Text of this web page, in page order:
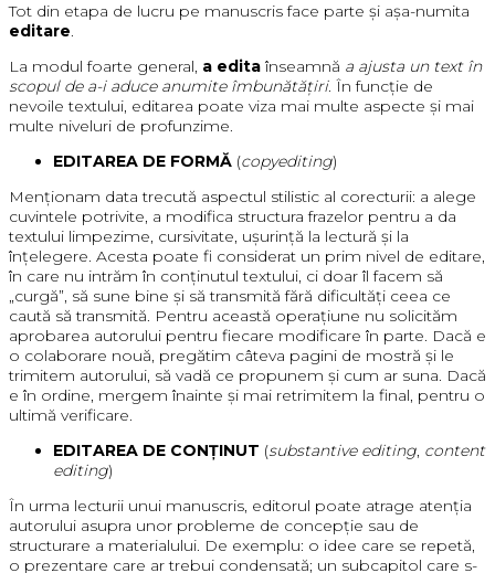
Tot din etapa de lucru pe manuscris face parte și așa-numita
editare.
La modul foarte general, a edita înseamnă a ajusta un text în
scopul de a-i aduce anumite îmbunătățiri. În funcție de
nevoile textului, editarea poate viza mai multe aspecte și mai
multe niveluri de profunzime.
EDITAREA DE FORMĂ (copyediting)
Menționam data trecută aspectul stilistic al corecturii: a alege
cuvintele potrivite, a modifica structura frazelor pentru a da
textului limpezime, cursivitate, ușurință la lectură și la
înțelegere. Acesta poate fi considerat un prim nivel de editare,
în care nu intrăm în conținutul textului, ci doar îl facem să
„curgă”, să sune bine și să transmită fără dificultăți ceea ce
caută să transmită. Pentru această operațiune nu solicităm
aprobarea autorului pentru fiecare modificare în parte. Dacă e
o colaborare nouă, pregătim câteva pagini de mostră și le
trimitem autorului, să vadă ce propunem și cum ar suna. Dacă
e în ordine, mergem înainte și mai retrimitem la final, pentru o
ultimă verificare.
EDITAREA DE CONȚINUT (substantive editing, content
editing)
În urma lecturii unui manuscris, editorul poate atrage atenția
autorului asupra unor probleme de concepție sau de
structurare a materialului. De exemplu: o idee care se repetă,
o prezentare care ar trebui condensată; un subcapitol care s-